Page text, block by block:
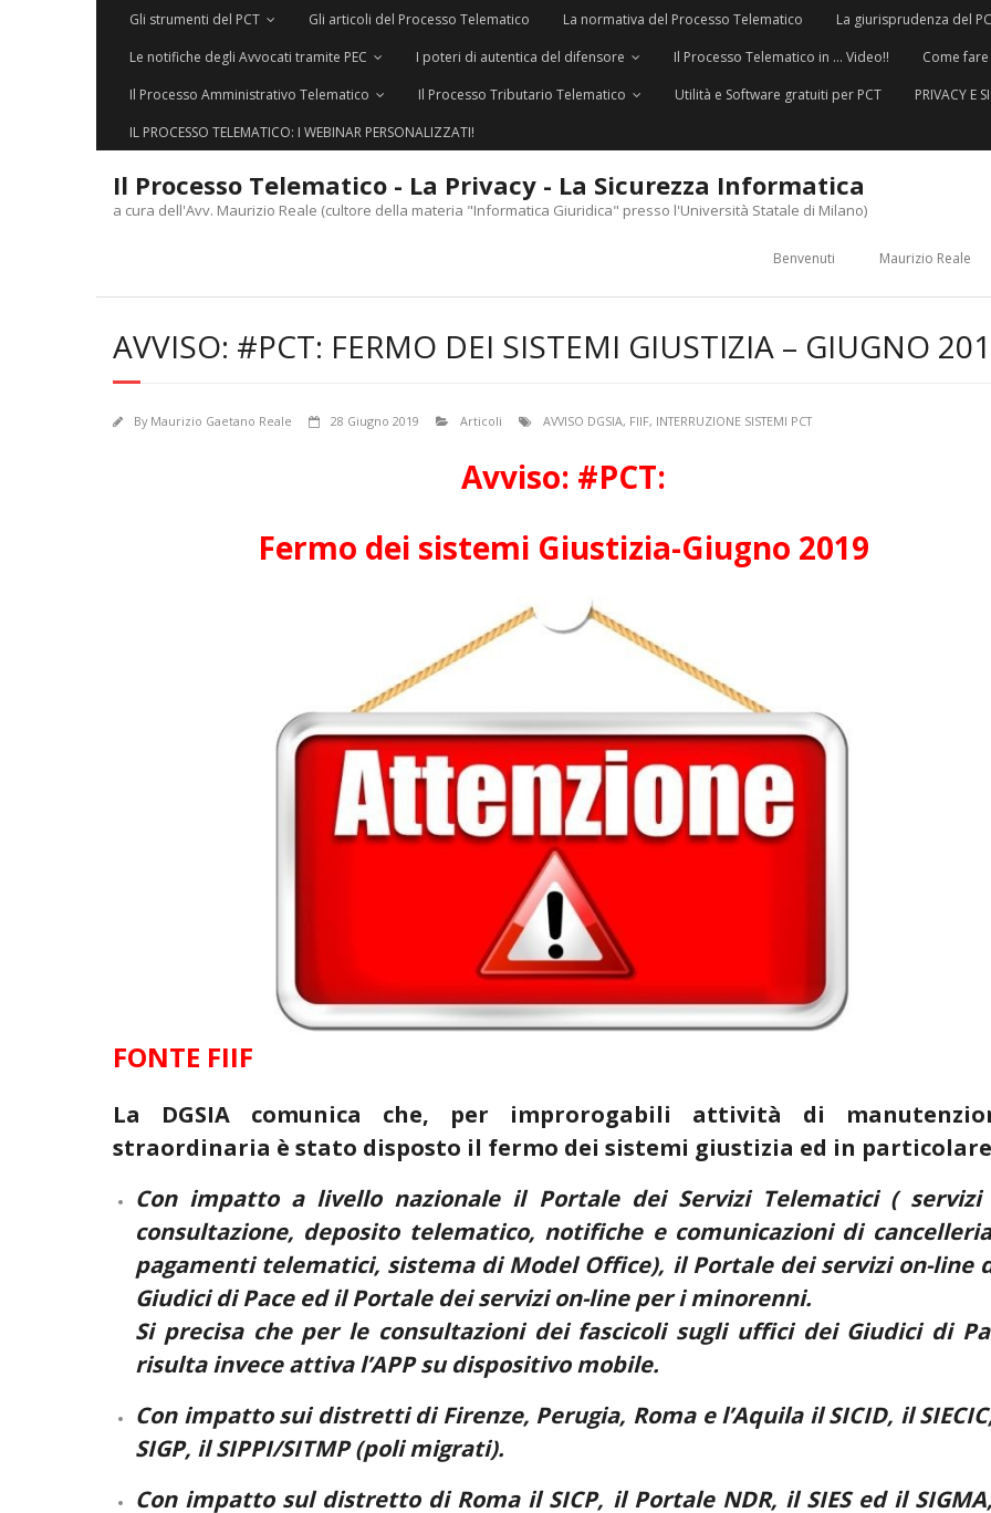
Gli strumenti del PCT Gli articoli del Processo Telematico La normativa del Processo Telematico
La giurisprudenza del
Le notifiche degli Avvocati tramite PEC
I poteri di autentica del difensore Il Processo Telematico in … Video!!
Come
Il Processo Amministrativo Telematico
Il Processo Tributario Telematico Utilità e Software gratuiti per PCT
PRIVACY E
IL PROCESSO TELEMATICO: I WEBINAR PERSONALIZZATI!
Il Processo Telematico - La Privacy - La Sicurezza Informatica
a cura dell'Avv. Maurizio Reale (cultore della materia "Informatica Giuridica" presso l'Università Statale di Milano)
Benvenuti Maurizio Reale
AVVISO: #PCT: FERMO DEI SISTEMI GIUSTIZIA – GIUGNO
By Maurizio Gaetano Reale 28 Giugno 2019 Articoli AVVISO DGSIA, FIIF, INTERRUZIONE SISTEMI PCT
Avviso: #PCT:
Fermo dei sistemi Giustizia-Giugno 2019
FONTE FIIF
La DGSIA comunica che, per improrogabili attività di
straordinaria è stato disposto il fermo dei sistemi giustizia ed in
Con impatto a livello nazionale il Portale dei Servizi Telematici (
consultazione, deposito telematico, notifiche e comunicazioni di
pagamenti telematici, sistema di Model Office), il Portale dei servizi on-line
Giudici di Pace ed il Portale dei servizi on-line per i minorenni.
Si precisa che per le consultazioni dei fascicoli sugli uffici dei Giudici di
risulta invece attiva l’APP su dispositivo mobile.
Con impatto sui distretti di Firenze, Perugia, Roma e l’Aquila il SICID, il
SIGP, il SIPPI/SITMP (poli migrati).
Con impatto sul distretto di Roma il SICP, il Portale NDR, il SIES ed il